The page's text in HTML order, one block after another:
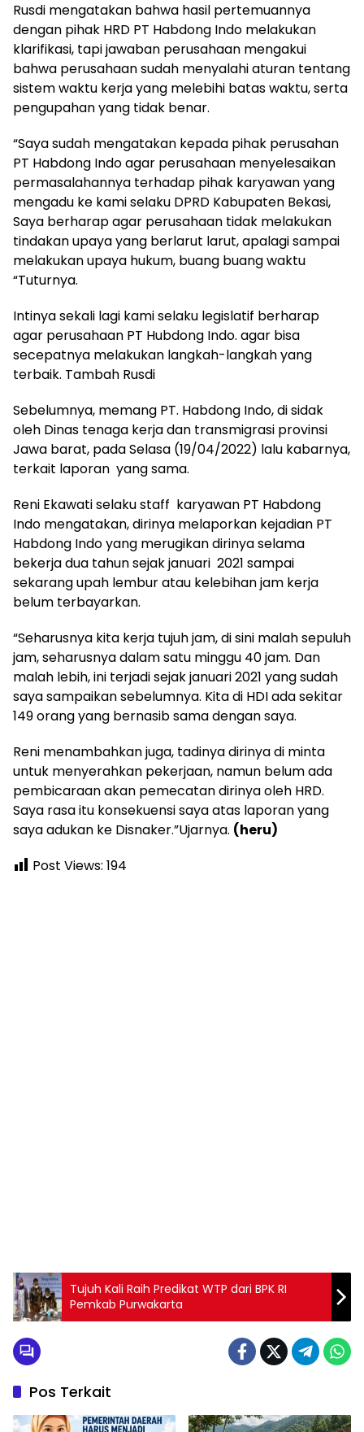
Rusdi mengatakan bahwa hasil pertemuannya
dengan pihak HRD PT Habdong Indo melakukan
klarifikasi, tapi jawaban perusahaan mengakui
bahwa perusahaan sudah menyalahi aturan tentang
sistem waktu kerja yang melebihi batas waktu, serta
pengupahan yang tidak benar.
“Saya sudah mengatakan kepada pihak perusahan
PT Habdong Indo agar perusahaan menyelesaikan
permasalahannya terhadap pihak karyawan yang
mengadu ke kami selaku DPRD Kabupaten Bekasi,
Saya berharap agar perusahaan tidak melakukan
tindakan upaya yang berlarut larut, apalagi sampai
melakukan upaya hukum, buang buang waktu
“Tuturnya.
Intinya sekali lagi kami selaku legislatif berharap
agar perusahaan PT Hubdong Indo. agar bisa
secepatnya melakukan langkah-langkah yang
terbaik. Tambah Rusdi
Sebelumnya, memang PT. Habdong Indo, di sidak
oleh Dinas tenaga kerja dan transmigrasi provinsi
Jawa barat, pada Selasa (19/04/2022) lalu kabarnya,
terkait laporan yang sama.
Reni Ekawati selaku staff karyawan PT Habdong
Indo mengatakan, dirinya melaporkan kejadian PT
Habdong Indo yang merugikan dirinya selama
bekerja dua tahun sejak januari 2021 sampai
sekarang upah lembur atau kelebihan jam kerja
belum terbayarkan.
“Seharusnya kita kerja tujuh jam, di sini malah sepuluh
jam, seharusnya dalam satu minggu 40 jam. Dan
malah lebih, ini terjadi sejak januari 2021 yang sudah
saya sampaikan sebelumnya. Kita di HDI ada sekitar
149 orang yang bernasib sama dengan saya.
Reni menambahkan juga, tadinya dirinya di minta
untuk menyerahkan pekerjaan, namun belum ada
pembicaraan akan pemecatan dirinya oleh HRD.
Saya rasa itu konsekuensi saya atas laporan yang
saya adukan ke Disnaker.”Ujarnya. (heru)
Post Views: 194
Tujuh Kali Raih Predikat WTP dari BPK RI
Pemkab Purwakarta
Pos Terkait